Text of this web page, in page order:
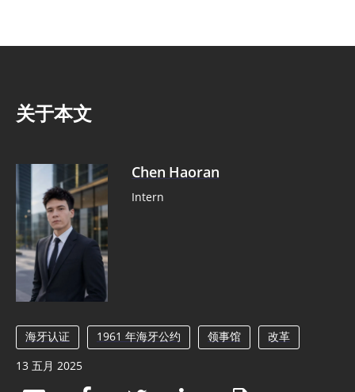
关于本文
Chen Haoran
Intern
海牙认证 1961 年海牙公约 领事馆
改革
13 五月 2025